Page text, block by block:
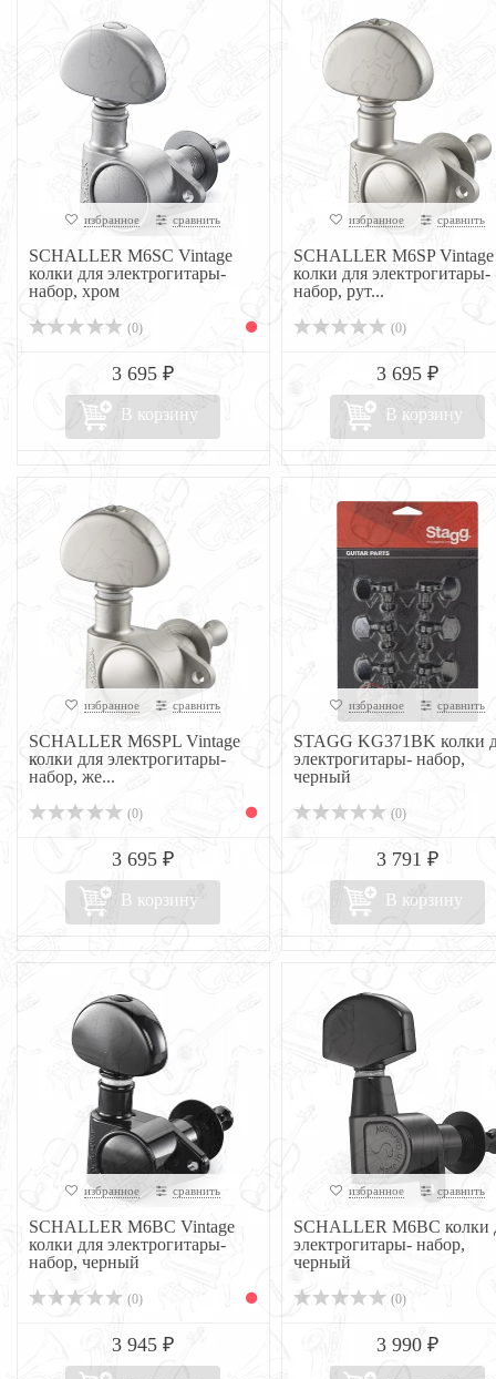
избранное сравнить
SCHALLER M6SC Vintage
колки для электрогитары-
набор, хром
(0)
3 695 ₽
В корзину
избранное сравнить
SCHALLER M6SP Vintage
колки для электрогитары-
набор, рут...
(0)
3 695 ₽
В корзину
избранное сравнить
SCHALLER M6SPL Vintage
колки для электрогитары-
набор, же...
(0)
3 695 ₽
В корзину
избранное сравнить
STAGG KG371BK колки
электрогитары- набор,
черный
(0)
3 791 ₽
В корзину
избранное сравнить
SCHALLER M6BC Vintage
колки для электрогитары-
набор, черный
(0)
3 945 ₽
избранное сравнить
SCHALLER M6BC колки
электрогитары- набор,
черный
(0)
3 990 ₽